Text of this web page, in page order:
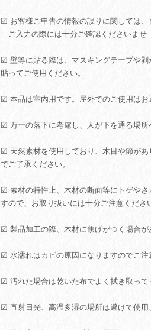
☑ お客様ご申告の情報の誤りに関しては、
ご入力の際には十分ご確認くださいませ
☑ 壁等に貼る際は、マスキングテープや
貼ってご使用ください。
☑ 本品は室内用です。屋外でのご使用はお
☑ 万一の落下に考慮し、人が下を通る場所
☑ 天然素材を使用しており、木目や節が
でご了承ください。
☑ 素材の特性上、木材の断面等にトゲやさ
すので、お取り扱いには十分ご注意くださ
☑ 製品加工の際、木材に焦げがつく場合が
☑ 水濡れはカビの原因になりますのでご注
☑ 汚れた場合は乾いた布でよく拭き取って
☑ 直射日光、高温多湿の場所は避けて使用